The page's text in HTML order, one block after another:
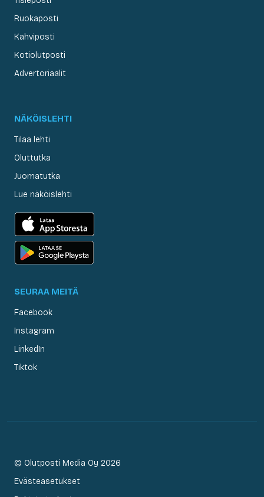
Ruokaposti
Kahviposti
Kotiolutposti
Advertoriaalit
NÄKÖISLEHTI
Tilaa lehti
Oluttutka
Juomatutka
Lue näköislehti
SEURAA MEITÄ
Facebook
Instagram
LinkedIn
Tiktok
© Olutposti Media Oy 2026
Evästeasetukset